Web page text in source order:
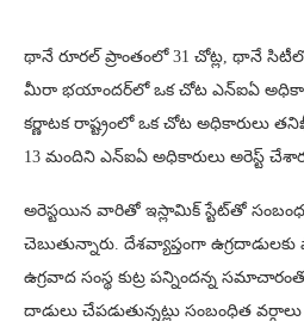
థానే రూరల్‌ ప్రాంతంలో 31 చోట్ల, థానే సిటీలో
మీరా భయాందర్‌లో ఒక చోట ఎన్‌ఐఏ
కర్ణాటక రాష్ట్రంలో ఒక చోట అధికారులు
13 మందిని ఎన్‌ఐఏ అధికారులు అరెస్ట్‌
అరెస్టయిన వారితో ఇస్లామిక్ స్టేట్‌తో సంబంధం
చెబుతున్నారు. దేశవ్యాప్తంగా ఉగ్రదాడులకు
ఉగ్రవాద సంస్థ కుట్ర పన్నిందన్న
దాడులు చేపడుతున్నట్లు సంబంధిత